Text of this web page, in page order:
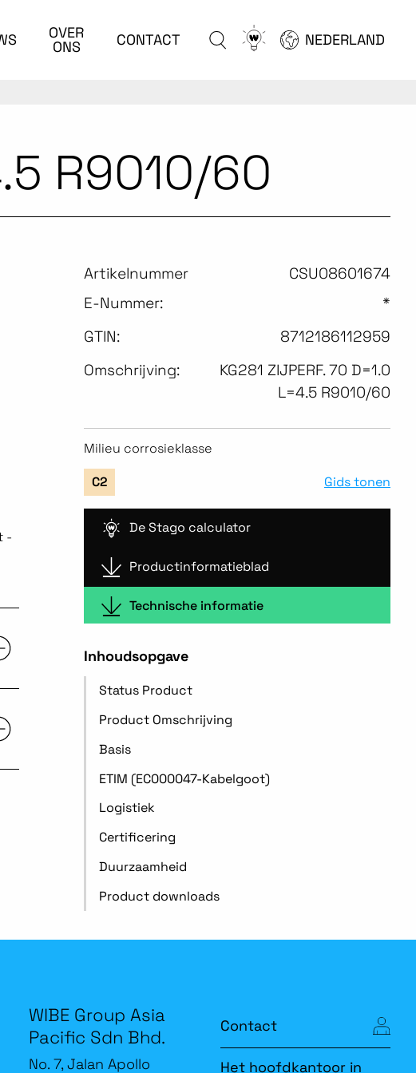
OVER
ONS CONTACT
Go
to
NEDERLAND
R9010/60
-
Artikelnummer
CSU08601674
E-Nummer:
*
GTIN:
8712186112959
Omschrijving:
KG281 ZIJPERF. 70 D=1.0
L=4.5 R9010/60
Milieu corrosieklasse
C2 Gids tonen
De Stago calculator
Productinformatieblad
Technische informatie
Inhoudsopgave
Status Product
Product Omschrijving
Basis
ETIM (EC000047-Kabelgoot)
Logistiek
Certificering
Duurzaamheid
Product downloads
WIBE Group Asia
Pacific Sdn Bhd.
No. 7, Jalan Apollo
Contact
Het hoofdkantoor in